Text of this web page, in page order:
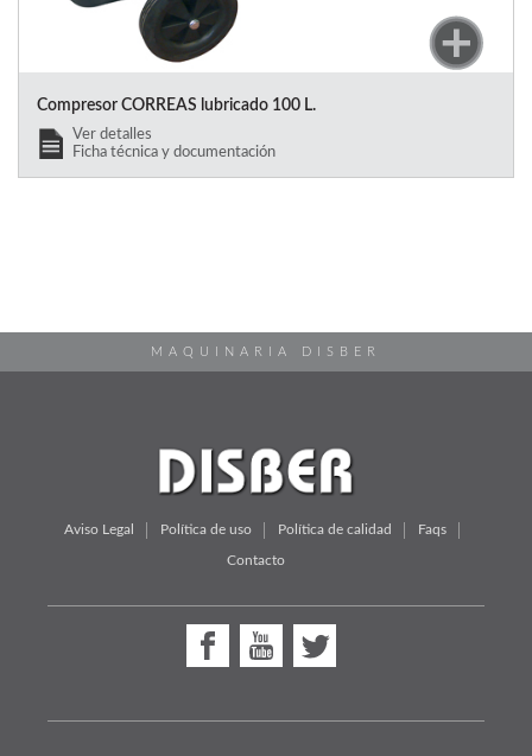
Compresor CORREAS lubricado 100 L.
Ver detalles
Ficha técnica y documentación
MAQUINARIA DISBER
Aviso Legal Política de uso Política de calidad Faqs
Contacto